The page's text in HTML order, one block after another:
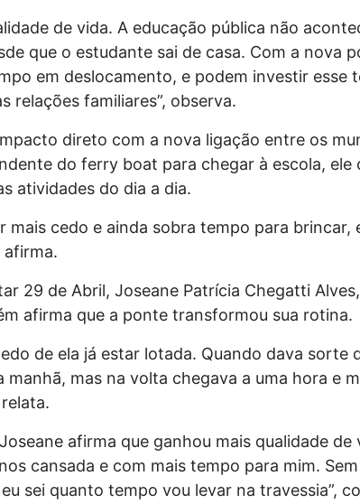
de vida. A educação pública não
que o estudante sai de casa. Com a nova
em deslocamento, e podem investir esse
relações familiares”, observa.
direto com a nova ligação entre os
do ferry boat para chegar à escola, ele
atividades do dia a dia.
mais cedo e ainda sobra tempo para brincar,
afirma.
29 de Abril, Joseane Patrícia Chegatti
afirma que a ponte transformou sua rotina.
de ela já estar lotada. Quando dava sorte
mas na volta chegava a uma hora e
afirma que ganhou mais qualidade de
cansada e com mais tempo para mim.
sei quanto tempo vou levar na travessia”,